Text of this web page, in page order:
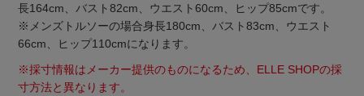
長164cm、バスト82cm、ウエスト60cm、ヒップ85cmです。
※メンズトルソーの場合身長180cm、バスト83cm、ウエスト
66cm、ヒップ110cmになります。
※採寸情報はメーカー提供のものになるため、ELLE SHOPの採
寸方法と異なります。